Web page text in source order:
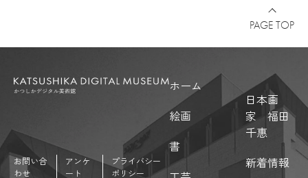
PAGE TOP
お問い合
わせ
アンケ
ート
プライバシー
ポリシー
ホーム
絵画
書
日本画
家 福田
千惠
新着情報